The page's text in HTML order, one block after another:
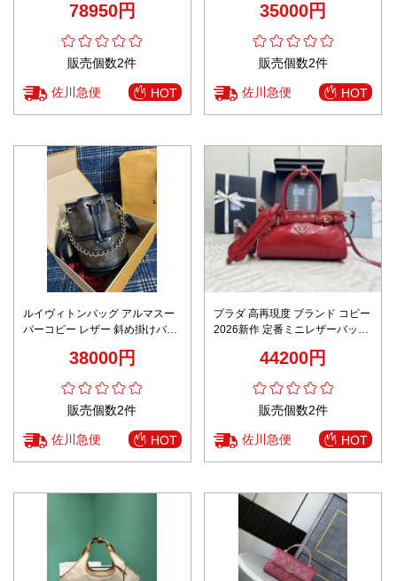
精密ディテール 高級感仕上げ
78950円
販売個数2件
佐川急便 HOT
性 優雅 イエロー
35000円
販売個数2件
佐川急便 HOT
ルイヴィトンバッグ アルマスー
パーコピー レザー 斜め掛けバッ
38000円
販売個数2件
佐川急便 HOT
プラダ 高再現度 ブランド コピー
2026新作 定番ミニレザーバッグ
ディテール 安心サイト
44200円
販売個数2件
佐川急便 HOT